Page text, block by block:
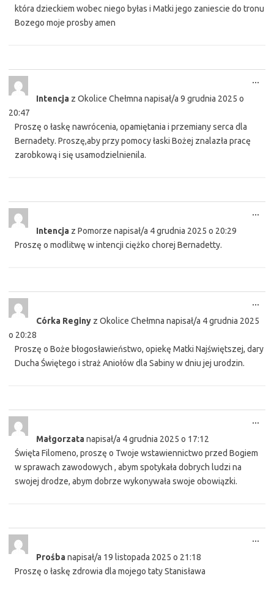
która dzieckiem wobec niego byłas i Matki jego zaniescie do tronu
Bozego moje prosby amen
Intencja z Okolice Chełmna napisał/a 9 grudnia 2025 o
20:47
Proszę o łaskę nawrócenia, opamiętania i przemiany serca dla
Bernadety. Proszę,aby przy pomocy łaski Bożej znalazła pracę
zarobkową i się usamodzielnienila.
...
Intencja z Pomorze napisał/a 4 grudnia 2025 o 20:29
Proszę o modlitwę w intencji ciężko chorej Bernadetty.
...
Córka Reginy z Okolice Chełmna napisał/a 4 grudnia 2025
o 20:28
Proszę o Boże błogosławieństwo, opiekę Matki Najświętszej, dary
Ducha Świętego i straż Aniołów dla Sabiny w dniu jej urodzin.
...
Małgorzatanapisał/a 4 grudnia 2025 o 17:12
Święta Filomeno, proszę o Twoje wstawiennictwo przed Bogiem
w sprawach zawodowych , abym spotykała dobrych ludzi na
swojej drodze, abym dobrze wykonywała swoje obowiązki.
...
Prośbanapisał/a 19 listopada 2025 o 21:18
Proszę o łaskę zdrowia dla mojego taty Stanisława
...